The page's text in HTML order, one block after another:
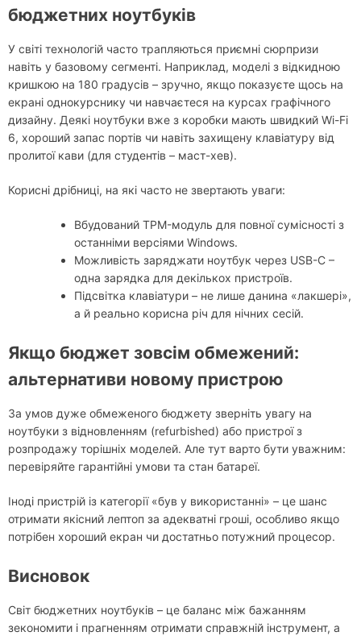
бюджетних ноутбуків
У світі технологій часто трапляються приємні сюрпризи
навіть у базовому сегменті. Наприклад, моделі з відкидною
кришкою на 180 градусів – зручно, якщо показуєте щось на
екрані однокурснику чи навчаєтеся на курсах графічного
дизайну. Деякі ноутбуки вже з коробки мають швидкий Wi-Fi
6, хороший запас портів чи навіть захищену клавіатуру від
пролитої кави (для студентів – маст-хев).
Корисні дрібниці, на які часто не звертають уваги:
Вбудований TPM-модуль для повної сумісності з
останніми версіями Windows.
Можливість заряджати ноутбук через USB-C –
одна зарядка для декількох пристроїв.
Підсвітка клавіатури – не лише данина «лакшері»,
а й реально корисна річ для нічних сесій.
Якщо бюджет зовсім обмежений:
альтернативи новому пристрою
За умов дуже обмеженого бюджету зверніть увагу на
ноутбуки з відновленням (refurbished) або пристрої з
розпродажу торішніх моделей. Але тут варто бути уважним:
перевіряйте гарантійні умови та стан батареї.
Іноді пристрій із категорії «був у використанні» – це шанс
отримати якісний лептоп за адекватні гроші, особливо якщо
потрібен хороший екран чи достатньо потужний процесор.
Висновок
Світ бюджетних ноутбуків – це баланс між бажанням
зекономити і прагненням отримати справжній інструмент, а